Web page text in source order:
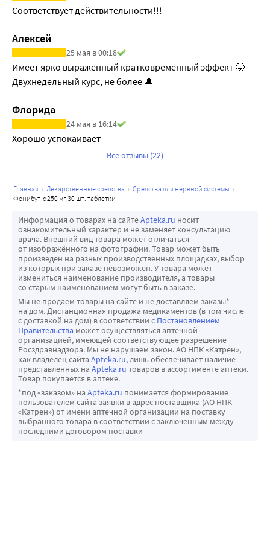
Соответствует действительности!!!
Алексей
25 мая в 00:18
Имеет ярко выраженный кратковременный эффект 🥱
Двухнедельный курс, не более 🎩
Флорида
24 мая в 16:14
Хорошо успокаивает
Все отзывы (22)
главная лекарственные средства
средства для нервной системы
фенибут-с 250 мг 30 шт. таблетки
Информация о товарах на сайтеApteka.ru носит
ознакомительный характер и не заменяет консультацию
врача. Внешний вид товара может отличаться
от изображённого на фотографии. Товар может быть
произведен на разных производственных площадках, выбор
из которых при заказе невозможен. У товара может
измениться наименование производителя, а товары
со старым наименованием могут быть в заказе.
Мы не продаем товары на сайте и не доставляем заказы*
на дом. Дистанционная продажа медикаментов (в том числе
с доставкой на дом) в соответствии с Постановлением
Правительства может осуществляться аптечной
организацией, имеющей соответствующее разрешение
Росздравнадзора. Мы не нарушаем закон. АО НПК «Катрен»,
как владелец сайта Apteka.ru, лишь обеспечивает наличие
представленных на Apteka.ru товаров в ассортименте аптеки.
Товар покупается в аптеке.
*под «заказом» на Apteka.ru понимается формирование
пользователем сайта заявки в адрес поставщика (АО НПК
«Катрен») от имени аптечной организации на поставку
выбранного товара в соответствии с заключенным между
последними договором поставки